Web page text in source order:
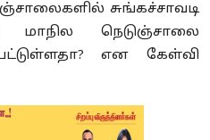
சுங்கச்சாவடி
நெடுஞ்சாலை
என கேள்வி